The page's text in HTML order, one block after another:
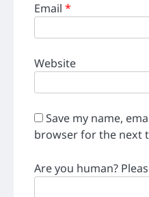
Email *
Website
Save my name,
browser for the next
Are you human?